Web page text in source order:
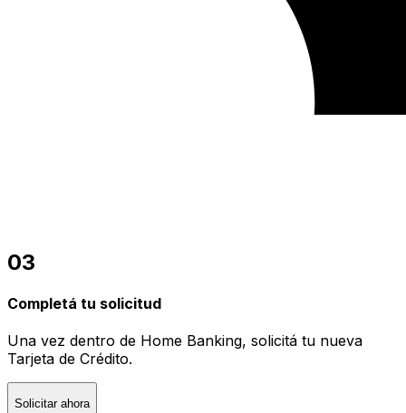
03
Completá tu solicitud
Una vez dentro de Home Banking, solicitá tu nueva
Tarjeta de Crédito.
Solicitar ahora